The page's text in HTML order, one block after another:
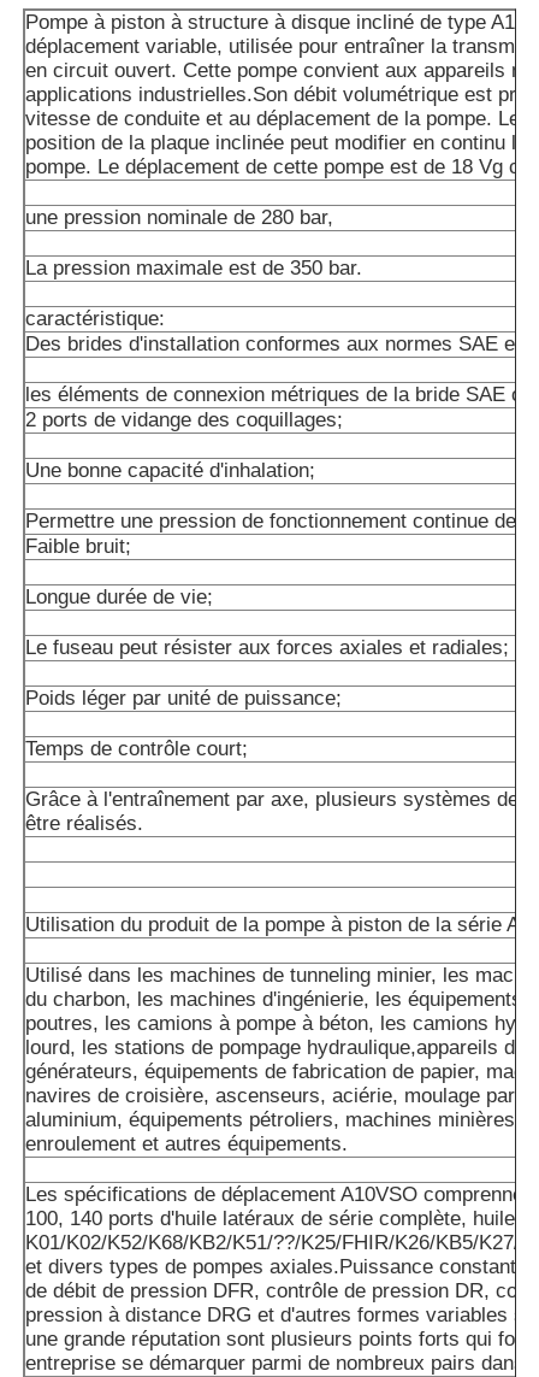
Pompe à piston à structure à disque incliné de type
déplacement variable, utilisée pour entraîner la
en circuit ouvert. Cette pompe convient aux appareils
applications industrielles.Son débit volumétrique est
vitesse de conduite et au déplacement de la pompe. Le
position de la plaque inclinée peut modifier en continu le
pompe. Le déplacement de cette pompe est de 18 Vg
une pression nominale de 280 bar,
La pression maximale est de 350 bar.
caractéristique:
Des brides d'installation conformes aux normes SAE et
les éléments de connexion métriques de la bride SAE
2 ports de vidange des coquillages;
Une bonne capacité d'inhalation;
Permettre une pression de fonctionnement continue de
Faible bruit;
Longue durée de vie;
Le fuseau peut résister aux forces axiales et radiales;
Poids léger par unité de puissance;
Temps de contrôle court;
Grâce à l'entraînement par axe, plusieurs systèmes de
être réalisés.
Utilisation du produit de la pompe à piston de la série
Utilisé dans les machines de tunneling minier, les
du charbon, les machines d'ingénierie, les équipements
poutres, les camions à pompe à béton, les camions
lourd, les stations de pompage hydraulique,appareils de
générateurs, équipements de fabrication de papier,
navires de croisière, ascenseurs, aciérie, moulage par
aluminium, équipements pétroliers, machines
enroulement et autres équipements.
Les spécifications de déplacement A10VSO
100, 140 ports d'huile latéraux de série complète, huile
K01/K02/K52/K68/KB2/K51/??/K25/FHIR/K26/KB5/K27/
et divers types de pompes axiales.Puissance constante
de débit de pression DFR, contrôle de pression DR,
pression à distance DRG et d'autres formes variables
une grande réputation sont plusieurs points forts qui font
entreprise se démarquer parmi de nombreux pairs dans